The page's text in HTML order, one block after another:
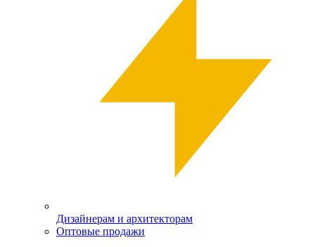
Дизайнерам и архитекторам
Оптовые продажи